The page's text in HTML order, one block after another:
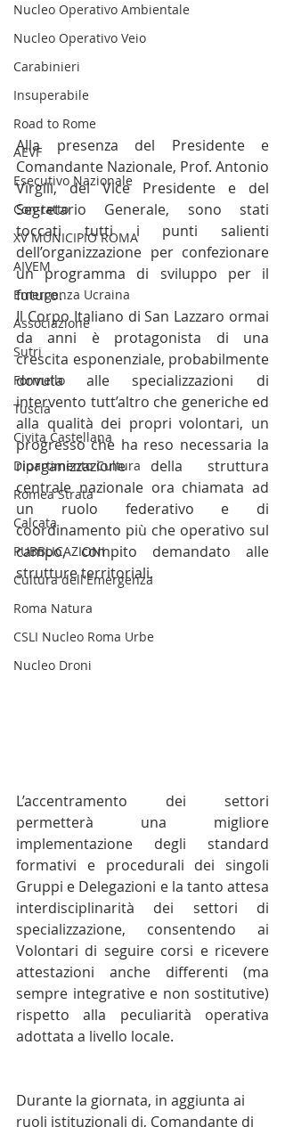
Nucleo Operativo Ambientale
Nucleo Operativo Veio
Carabinieri
Insuperabile
Road to Rome
AEVF
Esecutivo Nazionale
Con-tatto
XV MUNICIPIO ROMA
AIVEM
Emergenza Ucraina
Associazione
Sutri
Formello
Tuscia
Civita Castellana
Dipartimento Cultura
Romea Strata
Calcata
PUBBLICAZIONI
Cultura dell'Emergenza
Roma Natura
CSLI Nucleo Roma Urbe
Nucleo Droni
Alla presenza del Presidente e
Comandante Nazionale, Prof. Antonio
Virgili, del Vice Presidente e del
Segretario Generale, sono stati
toccati tutti i punti salienti
dell’organizzazione per confezionare
un programma di sviluppo per il
futuro.
Il Corpo Italiano di San Lazzaro ormai
da anni è protagonista di una
crescita esponenziale, probabilmente
dovuta alle specializzazioni di
intervento tutt’altro che generiche ed
alla qualità dei propri volontari, un
progresso che ha reso necessaria la
riorganizzazione della struttura
centrale nazionale ora chiamata ad
un ruolo federativo e di
coordinamento più che operativo sul
campo, compito demandato alle
strutture territoriali.
L’accentramento dei settori
permetterà una migliore
implementazione degli standard
formativi e procedurali dei singoli
Gruppi e Delegazioni e la tanto attesa
interdisciplinarità dei settori di
specializzazione, consentendo ai
Volontari di seguire corsi e ricevere
attestazioni anche differenti (ma
sempre integrative e non sostitutive)
rispetto alla peculiarità operativa
adottata a livello locale.
Durante la giornata, in aggiunta ai
ruoli istituzionali di, Comandante di